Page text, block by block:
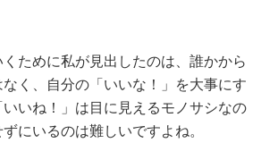
ために私が見出したのは、誰かから
く、自分の「いいな！」を大事にす
いね！」は目に見えるモノサシなの
にいるのは難しいですよね。